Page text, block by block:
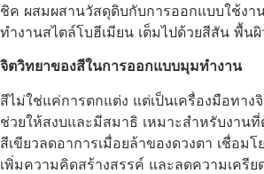
ชิค ผสมผสานวัสดุดิบกับการออกแบบใช้งา
ทำงานสไตล์โบฮีเมียน เต็มไปด้วยสีสัน พื้น
จิตวิทยาของสีในการออกแบบมุมทำงาน
สีไม่ใช่แค่การตกแต่ง แต่เป็นเครื่องมือทาง
ช่วยให้สงบและมีสมาธิ เหมาะสำหรับงานที่
สีเขียวลดอาการเมื่อยล้าของดวงตา เชื่อมโ
เพิ่มความคิดสร้างสรรค์ และลดความเครีย